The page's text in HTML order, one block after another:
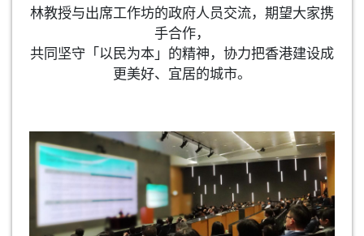
林教授与出席工作坊的政府人员交流，期望大家携
手合作，
共同坚守「以民为本」的精神，协力把香港建设成
更美好、宜居的城市。